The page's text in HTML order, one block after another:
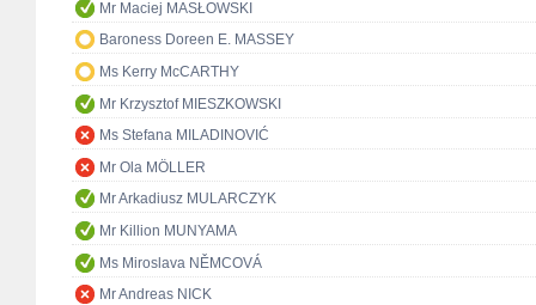
Mr Maciej MASŁOWSKI
Baroness Doreen E. MASSEY
Ms Kerry McCARTHY
Mr Krzysztof MIESZKOWSKI
Ms Stefana MILADINOVIĆ
Mr Ola MÖLLER
Mr Arkadiusz MULARCZYK
Mr Killion MUNYAMA
Ms Miroslava NĚMCOVÁ
Mr Andreas NICK